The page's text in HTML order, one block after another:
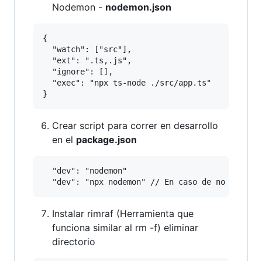
Nodemon - nodemon.json
{
  "watch": ["src"],
  "ext": ".ts,.js",
  "ignore": [],
  "exec": "npx ts-node ./src/app.ts"
Crear script para correr en desarrollo
en el package.json
  "dev": "nodemon"
Instalar rimraf (Herramienta que
funciona similar al rm -f) eliminar
directorio